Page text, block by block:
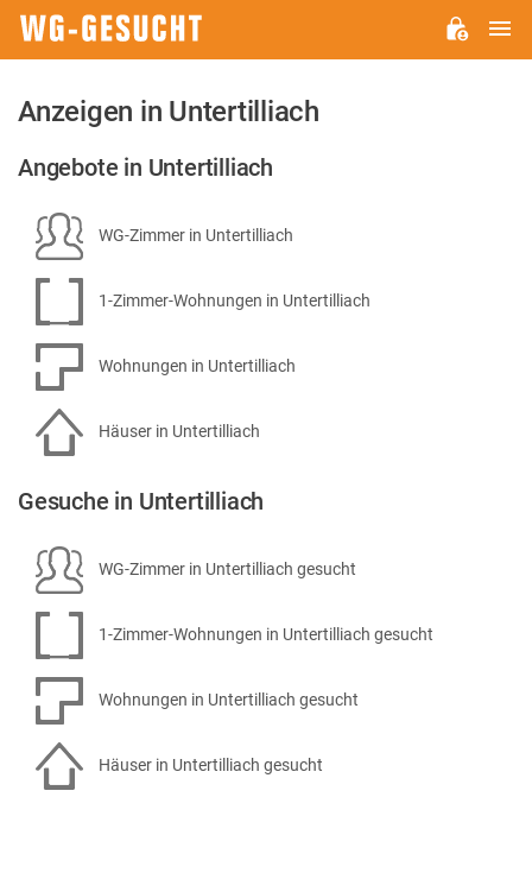
Anzeigen in Untertilliach
Angebote in Untertilliach
WG-Zimmer in Untertilliach
1-Zimmer-Wohnungen in Untertilliach
Wohnungen in Untertilliach
Häuser in Untertilliach
Gesuche in Untertilliach
WG-Zimmer in Untertilliach gesucht
1-Zimmer-Wohnungen in Untertilliach gesucht
Wohnungen in Untertilliach gesucht
Häuser in Untertilliach gesucht